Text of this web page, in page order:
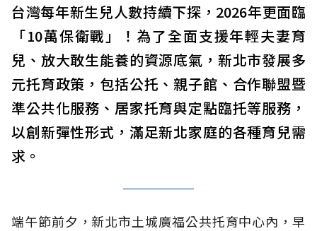
台灣每年新生兒人數持續下探，2026年更面臨
「10萬保衛戰」！為了全面支援年輕夫妻育
兒、放大敢生能養的資源底氣，新北市發展多
元托育政策，包括公托、親子館、合作聯盟暨
準公共化服務、居家托育與定點臨托等服務，
以創新彈性形式，滿足新北家庭的各種育兒需
求。
端午節前夕，新北市土城廣福公共托育中心內，早